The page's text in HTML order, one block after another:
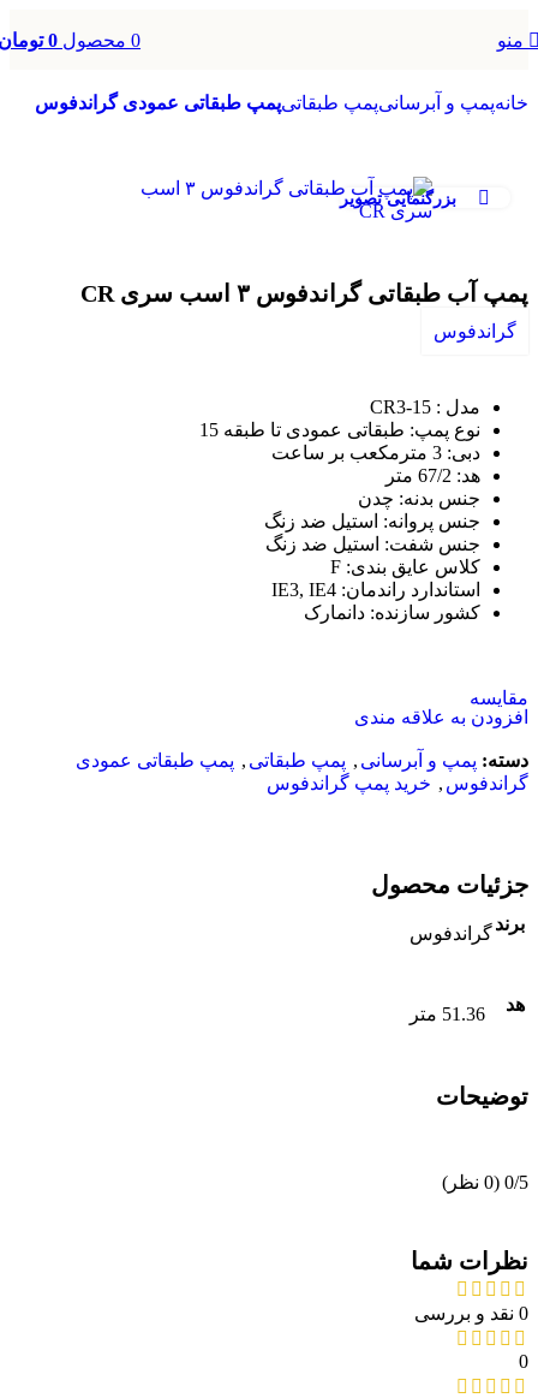
منو 0 محصول 0 تومان
خانهپمپ و آبرسانیپمپ طبقاتیپمپ طبقاتی عمودی گراندفوس
بزرگنمایی تصویر
پمپ آب طبقاتی گراندفوس ۳ اسب سری CR
گراندفوس
مدل : CR3-15
نوع پمپ: طبقاتی عمودی تا طبقه 15
دبی: 3 مترمکعب بر ساعت
هد: 67/2 متر
جنس بدنه: چدن
جنس پروانه: استیل ضد زنگ
جنس شفت: استیل ضد زنگ
کلاس عایق بندی:
F
استاندارد راندمان:
IE3, IE4
کشور سازنده: دانمارک
مقایسه
افزودن به علاقه مندی
دسته: پمپ و آبرسانی , پمپ طبقاتی , پمپ طبقاتی عمودی
گراندفوس , خرید پمپ گراندفوس
جزئیات محصول
برند گراندفوس
هد 51.36 متر
توضیحات
‫0/5 ‫(0 نظر)
نظرات شما
0 نقد و بررسی
0